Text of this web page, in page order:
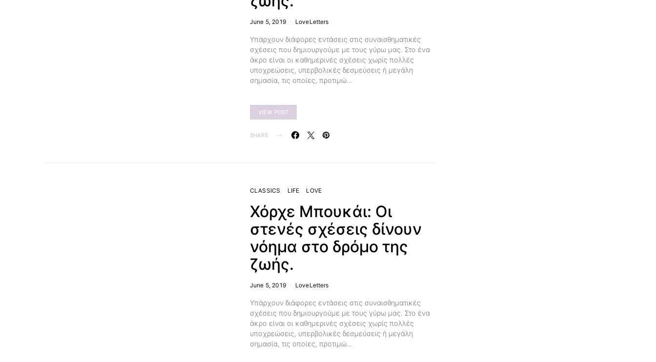
June 5, 2019 LoveLetters
Υπάρχουν διάφορες εντάσεις στις συναισθηματικές
σχέσεις που δημιουργούμε με τους γύρω μας. Στο ένα
άκρο είναι οι καθημερινές σχέσεις χωρίς πολλές
υποχρεώσεις, υπερβολικές δεσμεύσεις ή μεγάλη
σημασία, τις οποίες, προτιμώ…
VIEW POST
SHARE
CLASSICS LIFE LOVE
Χόρχε Μπουκάι: Οι
στενές σχέσεις δίνουν
νόημα στο δρόμο της
ζωής.
June 5, 2019 LoveLetters
Υπάρχουν διάφορες εντάσεις στις συναισθηματικές
σχέσεις που δημιουργούμε με τους γύρω μας. Στο ένα
άκρο είναι οι καθημερινές σχέσεις χωρίς πολλές
υποχρεώσεις, υπερβολικές δεσμεύσεις ή μεγάλη
σημασία, τις οποίες, προτιμώ…